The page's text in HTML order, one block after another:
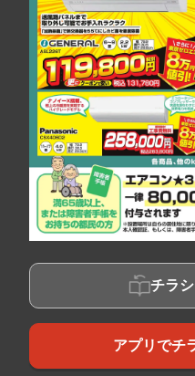
チラ
アプリでチ